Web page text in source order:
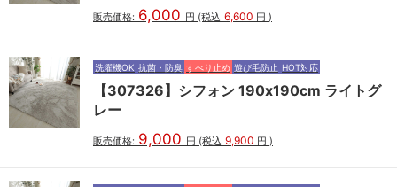
販売価格: 6,000 円 (税込 6,600 円 )
洗濯機OK 抗菌・防臭 すべり止め 遊び毛防止 HOT対応
【307326】シフォン 190x190cm ライトグ
レー
販売価格: 9,000 円 (税込 9,900 円 )